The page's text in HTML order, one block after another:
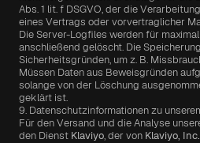
Abs. 1 lit. f DSGVO, der die
eines Vertrags oder vorvertraglicher
Die Server-Logfiles werden für
anschließend gelöscht. Die
Sicherheitsgründen, um z. B.
Müssen Daten aus Beweisgründen
solange von der Löschung
geklärt ist.
9. Datenschutzinformationen zu
Für den Versand und die Analyse
den Dienst Klaviyo, der von Klaviyo, Inc.